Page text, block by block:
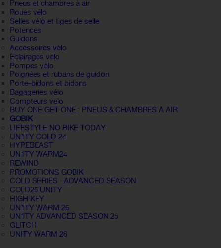
Pneus et chambres à air
Roues vélo
Selles vélo et tiges de selle
Potences
Guidons
Accessoires vélo
Eclairages vélo
Pompes vélo
Poignées et rubans de guidon
Porte-bidons et bidons
Bagageries vélo
Compteurs velo
BUY ONE GET ONE : PNEUS & CHAMBRES À AIR
GOBIK
LIFESTYLE NO BIKE TODAY
UN1TY COLD 24
HYPEBEAST
UN1TY WARM24
REWIND
PROMOTIONS GOBIK
COLD SERIES · ADVANCED SEASON
COLD25 UNITY
HIGH KEY
UN1TY WARM 25
UN1TY ADVANCED SEASON 25
GLITCH
UNITY WARM 26